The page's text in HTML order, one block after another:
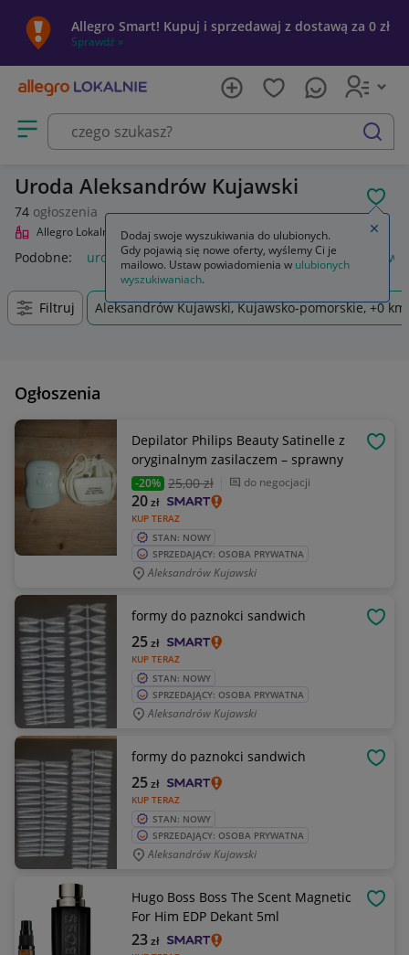
Allegro Smart! Kupuj i sprzedawaj z dostawą za 0 zł
Sprawdź »
Otwórz menu z kategoriami
szukaj
Uroda Aleksandrów Kujawski
74 ogłoszenia
Allegro Lokalnie Uroda
Podobne: uroda krem przeciw zmarszczkom uroda
Filtruj Aleksandrów Kujawski, Kujawsko-pomorskie, +0 km
Ogłoszenia
Depilator Philips Beauty Satinelle z
oryginalnym zasilaczem – sprawny
-20% 25,00 zł do negocjacji
KUP TERAZ
20zł
STAN: NOWY
SPRZEDAJĄCY: OSOBA PRYWATNA
Aleksandrów Kujawski
formy do paznokci sandwich
KUP TERAZ
25zł
STAN: NOWY
SPRZEDAJĄCY: OSOBA PRYWATNA
Aleksandrów Kujawski
formy do paznokci sandwich
KUP TERAZ
25zł
STAN: NOWY
SPRZEDAJĄCY: OSOBA PRYWATNA
Aleksandrów Kujawski
Hugo Boss Boss The Scent Magnetic
For Him EDP Dekant 5ml
23zł
Dodaj swoje wyszukiwania do ulubionych.
Gdy pojawią się nowe oferty, wyślemy Ci je
mailowo. Ustaw powiadomienia w ulubionych
wyszukiwaniach.